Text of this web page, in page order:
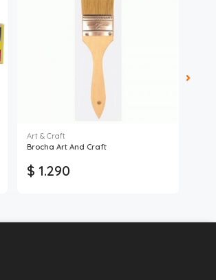
Art & Craft
Brocha Art And Craft
$ 1.290